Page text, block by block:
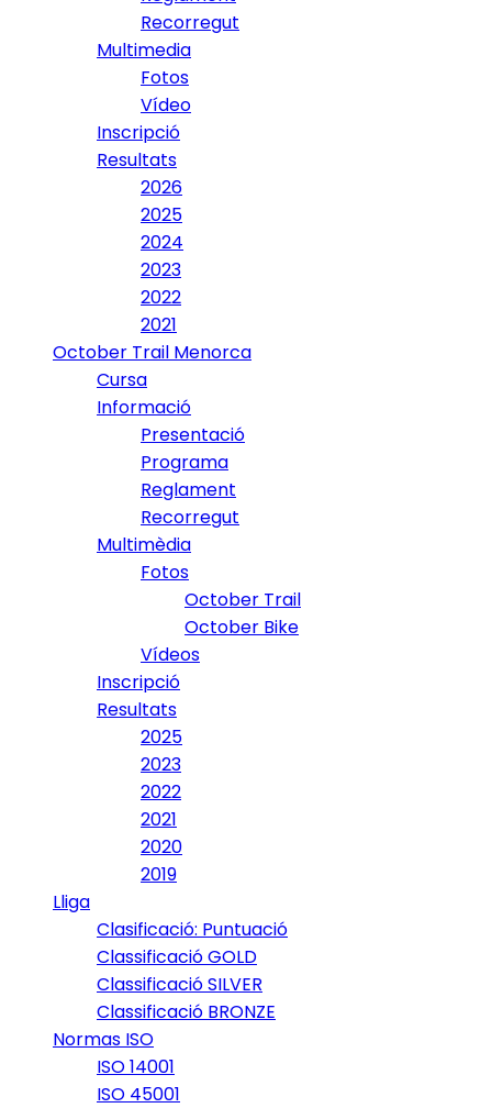
Recorregut
Multimedia
Fotos
Vídeo
Inscripció
Resultats
2026
2025
2024
2023
2022
2021
October Trail Menorca
Cursa
Informació
Presentació
Programa
Reglament
Recorregut
Multimèdia
Fotos
October Trail
October Bike
Vídeos
Inscripció
Resultats
2025
2023
2022
2021
2020
2019
Lliga
Clasificació: Puntuació
Classificació GOLD
Classificació SILVER
Classificació BRONZE
Normas ISO
ISO 14001
ISO 45001